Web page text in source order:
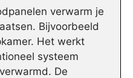
verwarm je
Bijvoorbeeld
Het werkt
systeem
De